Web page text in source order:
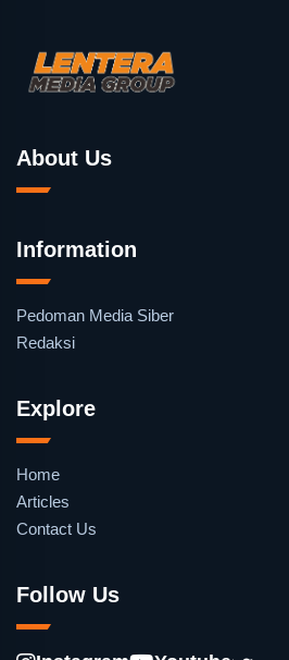
About Us
Information
Pedoman Media Siber
Redaksi
Explore
Home
Articles
Contact Us
Follow Us